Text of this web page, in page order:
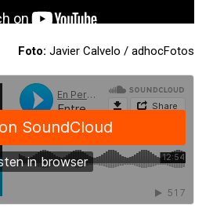
Foto: Javier Calvelo / adhocFotos